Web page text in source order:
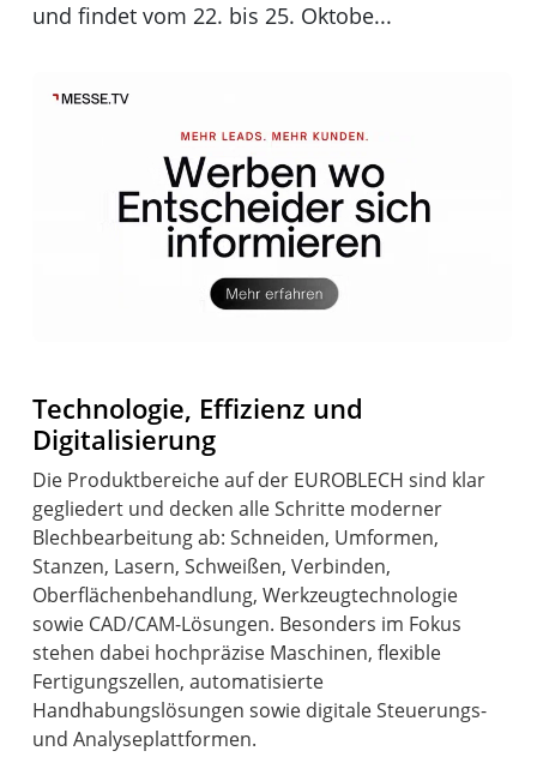
und findet vom 22. bis 25. Oktobe...
Technologie, Effizienz und
Digitalisierung
Die Produktbereiche auf der EUROBLECH sind klar
gegliedert und decken alle Schritte moderner
Blechbearbeitung ab: Schneiden, Umformen,
Stanzen, Lasern, Schweißen, Verbinden,
Oberflächenbehandlung, Werkzeugtechnologie
sowie CAD/CAM-Lösungen. Besonders im Fokus
stehen dabei hochpräzise Maschinen, flexible
Fertigungszellen, automatisierte
Handhabungslösungen sowie digitale Steuerungs-
und Analyseplattformen.